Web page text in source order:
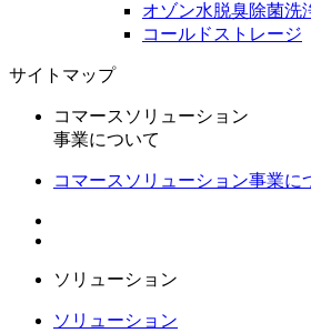
オゾン水脱臭除菌洗
コールドストレージ
サイトマップ
コマースソリューション
事業について
コマースソリューション事業に
ソリューション
ソリューション